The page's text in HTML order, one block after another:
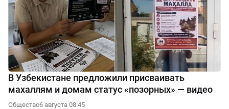
В Узбекистане предложили присваивать
махаллям и домам статус «позорных» — видео
Общество6 августа 08:45